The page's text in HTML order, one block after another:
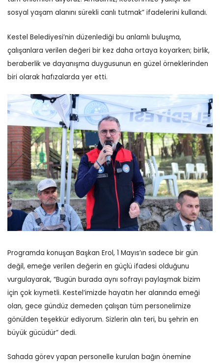
sosyal yaşam alanını sürekli canlı tutmak” ifadelerini kullandı.
Kestel Belediyesi’nin düzenlediği bu anlamlı buluşma,
çalışanlara verilen değeri bir kez daha ortaya koyarken; birlik,
beraberlik ve dayanışma duygusunun en güzel örneklerinden
biri olarak hafızalarda yer etti.
Programda konuşan Başkan Erol, 1 Mayıs’ın sadece bir gün
değil, emeğe verilen değerin en güçlü ifadesi olduğunu
vurgulayarak, “Bugün burada aynı sofrayı paylaşmak bizim
için çok kıymetli. Kestel’imizde hayatın her alanında emeği
olan, gece gündüz demeden çalışan tüm personelimize
gönülden teşekkür ediyorum. Sizlerin alın teri, bu şehrin en
büyük gücüdür” dedi.
Sahada görev yapan personelle kurulan bağın önemine